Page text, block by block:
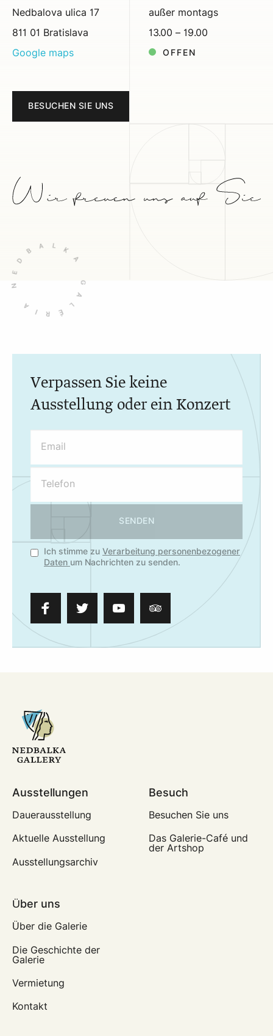
Nedbalova ulica 17
811 01 Bratislava
Google maps
außer montags
13.00 – 19.00
OFFEN
BESUCHEN SIE UNS
Verpassen Sie keine
Ausstellung oder ein Konzert
SENDEN
Ich stimme zuVerarbeitung personenbezogener
Daten um Nachrichten zu senden.
Ausstellungen
Dauerausstellung
Aktuelle Ausstellung
Ausstellungsarchiv
Besuch
Besuchen Sie uns
Das Galerie-Café und
der Artshop
Über uns
Über die Galerie
Die Geschichte der
Galerie
Vermietung
Kontakt